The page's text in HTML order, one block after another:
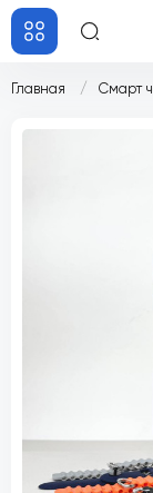
Главная Смарт